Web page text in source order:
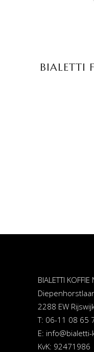
BIALETTI
BIALETTI KOFFIE
2288 EW
T: 06-11 08 65
E:
KvK: 92471986